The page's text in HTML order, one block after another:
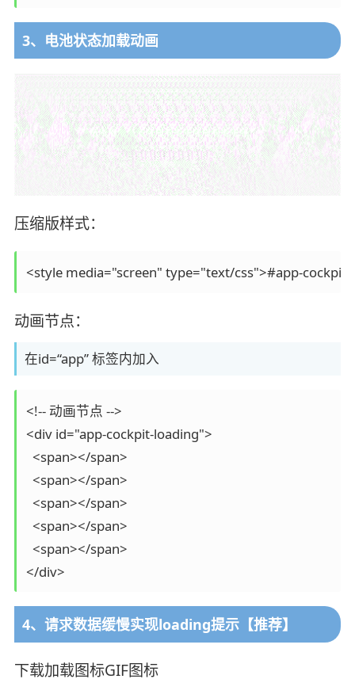
3、电池状态加载动画
压缩版样式：
动画节点：
在id=“app” 标签内加入
<!-- 动画节点 -->
<div id="app-cockpit-loading">
  <span></span>
  <span></span>
  <span></span>
  <span></span>
  <span></span>
4、请求数据缓慢实现loading提示【推荐】
下载加载图标GIF图标